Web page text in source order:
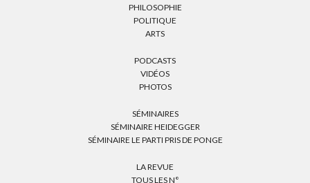
PHILOSOPHIE
POLITIQUE
ARTS
PODCASTS
VIDÉOS
PHOTOS
SÉMINAIRES
SÉMINAIRE HEIDEGGER
SÉMINAIRE LE PARTI PRIS DE PONGE
LA REVUE
TOUS LES N°